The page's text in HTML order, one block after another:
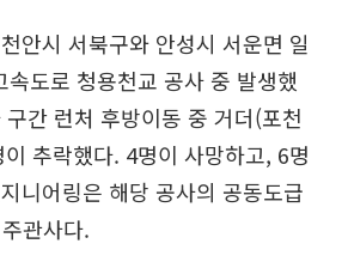
안시 서북구와 안성시 서운면 일
속도로 청용천교 공사 중 발생했
간 런처 후방이동 중 거더(포천
추락했다. 4명이 사망하고, 6명
니어링은 해당 공사의 공동도급
관사다.